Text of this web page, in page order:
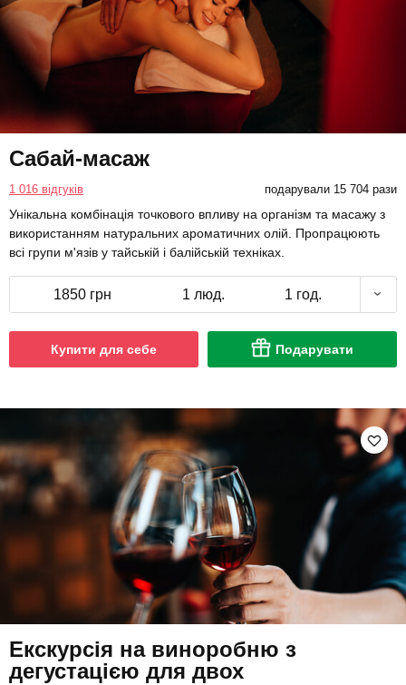
Сабай-масаж
1 016 відгуків подарували 15 704 рази
Унікальна комбінація точкового впливу на організм та масажу з
використанням натуральних ароматичних олій. Пропрацюють
всі групи м'язів у тайській і балійській техніках.
1850 грн 1 люд. 1 год.
Купити для себе Подарувати
Екскурсія на виноробню з
дегустацією для двох